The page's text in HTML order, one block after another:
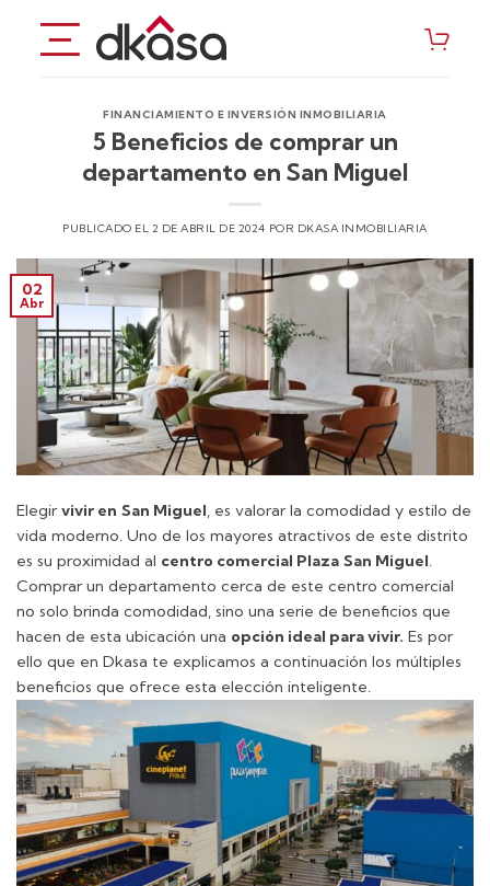
contenido
FINANCIAMIENTO E INVERSIÓN INMOBILIARIA
5 Beneficios de comprar un
departamento en San Miguel
PUBLICADO EL 2 DE ABRIL DE 2024 POR DKASA INMOBILIARIA
02
Abr
Elegirvivir en San Miguel, es valorar la comodidad y estilo de
vida moderno. Uno de los mayores atractivos de este distrito
es su proximidad al centro comercial Plaza San Miguel.
Comprar un departamento cerca de este centro comercial
no solo brinda comodidad, sino una serie de beneficios que
hacen de esta ubicación una opción ideal para vivir. Es por
ello que en Dkasa te explicamos a continuación los múltiples
beneficios que ofrece esta elección inteligente.